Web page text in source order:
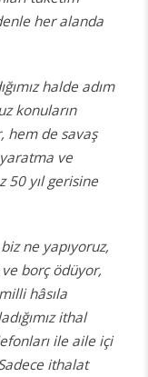
her alanda
halde adım
konuların
hem de savaş
ve
50 yıl gerisine
ne yapıyoruz,
ve borç ödüyor,
hâsıla
ithal
ile aile içi
ithalat